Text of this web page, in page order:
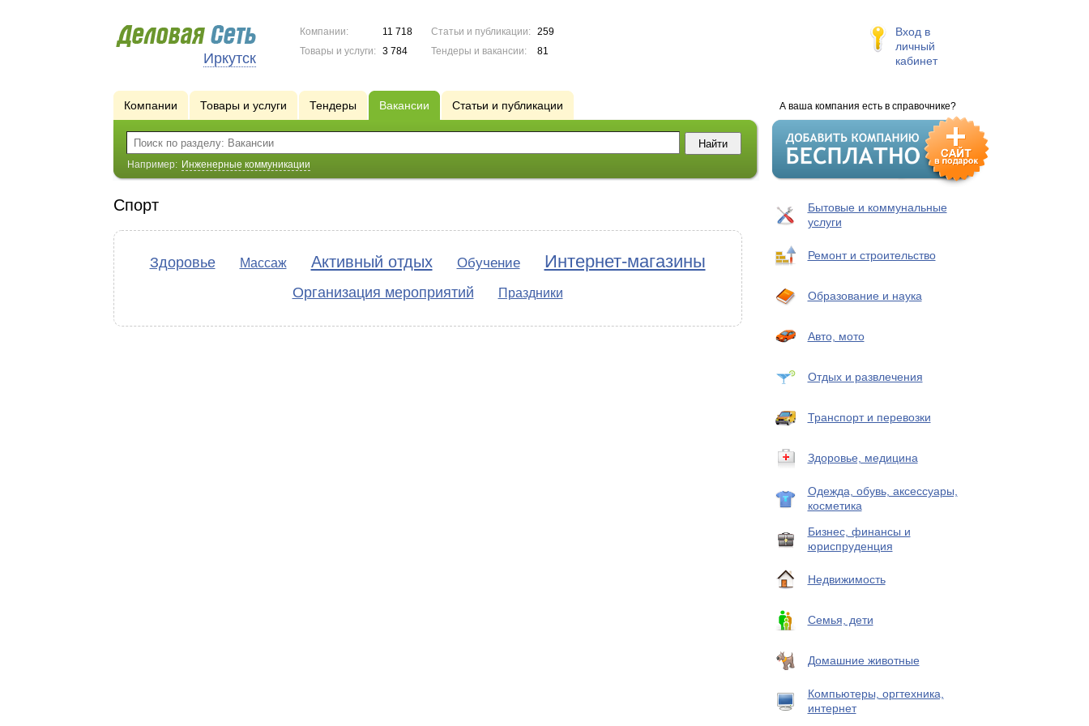
Иркутск
Компании:
11 718
Товары и услуги:
3 784
Статьи и публикации:
259
Тендеры и вакансии:
81
Вход в
личный
кабинет
А ваша компания есть в справочнике?
Компании Товары и услуги Тендеры Вакансии Статьи и публикации
Например: Инженерные коммуникации
Спорт
Здоровье Массаж Активный отдых Обучение Интернет-магазины
Организация мероприятий Праздники
Бытовые и коммунальные
услуги
Ремонт и строительство
Образование и наука
Авто, мото
Отдых и развлечения
Транспорт и перевозки
Здоровье, медицина
Одежда, обувь, аксессуары,
косметика
Бизнес, финансы и
юриспруденция
Недвижимость
Семья, дети
Домашние животные
Компьютеры, оргтехника,
интернет